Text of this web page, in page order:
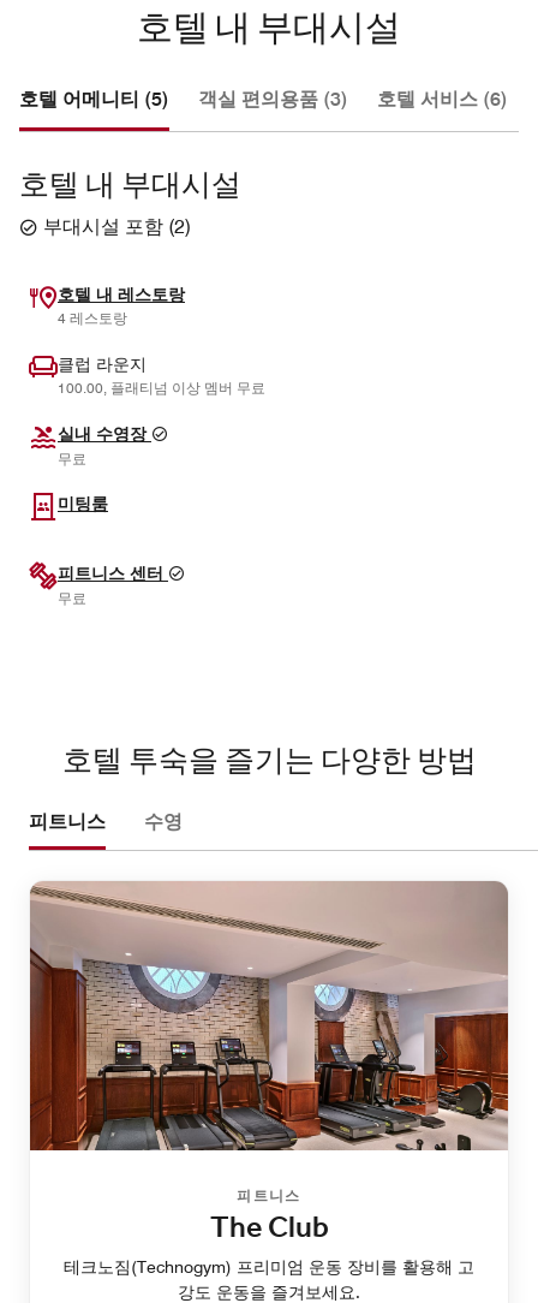
호텔 내 부대시설
호텔 어메니티 (5) 객실 편의용품 (3) 호텔 서비스 (6)
호텔 내 부대시설
부대시설 포함 (2)
호텔 내 레스토랑
4 레스토랑
클럽 라운지
100.00, 플래티넘 이상 멤버 무료
실내 수영장
무료
미팅룸
피트니스 센터
무료
호텔 투숙을 즐기는 다양한 방법
피트니스 수영
피트니스
The Club
테크노짐(Technogym) 프리미엄 운동 장비를 활용해 고
강도 운동을 즐겨보세요.